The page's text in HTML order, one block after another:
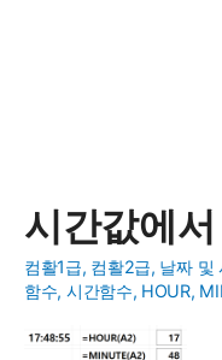
시간값에
컴활1급, 컴활2급, 날짜 및
함수, 시간함수, HOUR,